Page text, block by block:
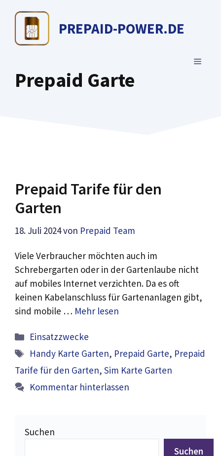
Inhalt
springen
PREPAID-POWER.DE
MENÜ
Prepaid Garte
Prepaid Tarife für den
Garten
18. Juli 2024von Prepaid Team
Viele Verbraucher möchten auch im
Schrebergarten oder in der Gartenlaube nicht
auf mobiles Internet verzichten. Da es oft
keinen Kabelanschluss für Gartenanlagen gibt,
sind mobile … Mehr lesen
Kategorien
Einsatzzwecke
Schlagwörter
Handy Karte Garten, Prepaid Garte, Prepaid
Tarife für den Garten, Sim Karte Garten
Kommentar hinterlassen
Suchen
Suchen